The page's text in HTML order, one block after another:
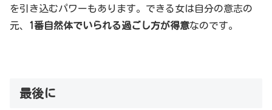
を引き込むパワーもあります。できる女は自分の意志の
元、 1番自然体でいられる過ごし方が得意なのです。
最後に